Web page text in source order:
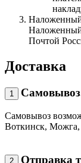
Наложенный
Почтой
Доставка
1
Самовывоз
Воткинск, Можга,
2
Отправка